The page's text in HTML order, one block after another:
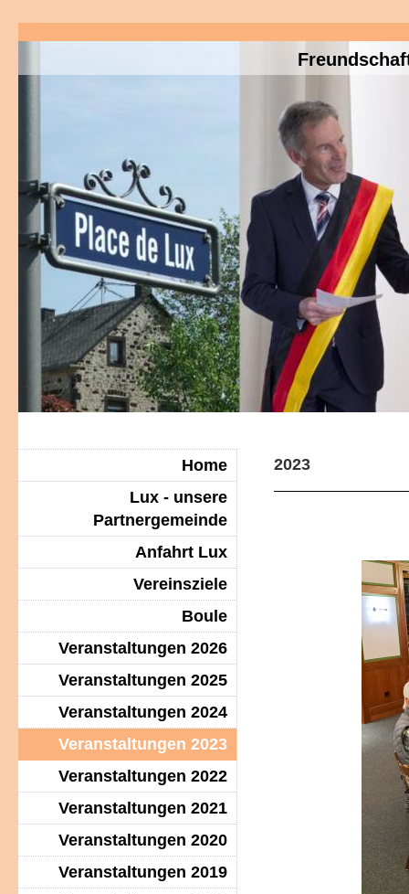
2023
Home
Lux - unsere
Partnergemeinde
Anfahrt Lux
Vereinsziele
Boule
Veranstaltungen 2026
Veranstaltungen 2025
Veranstaltungen 2024
Veranstaltungen 2023
Veranstaltungen 2022
Veranstaltungen 2021
Veranstaltungen 2020
Veranstaltungen 2019